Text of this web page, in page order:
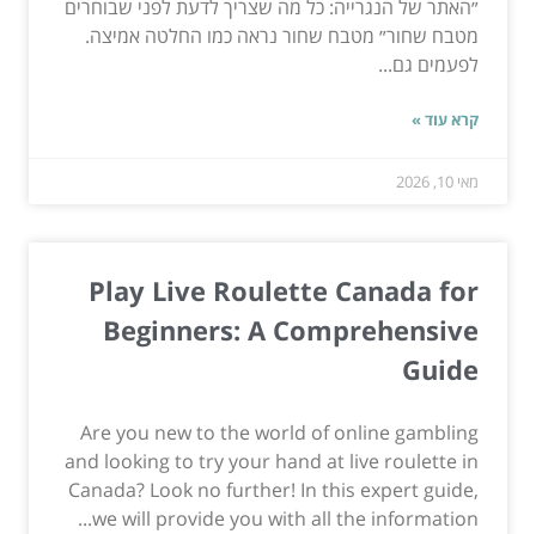
״האתר של הנגרייה: כל מה שצריך לדעת לפני שבוחרים
מטבח שחור״ מטבח שחור נראה כמו החלטה אמיצה.
לפעמים גם...
קרא עוד »
מאי 10, 2026
Play Live Roulette Canada for
Beginners: A Comprehensive
Guide
Are you new to the world of online gambling
and looking to try your hand at live roulette in
Canada? Look no further! In this expert guide,
we will provide you with all the information...